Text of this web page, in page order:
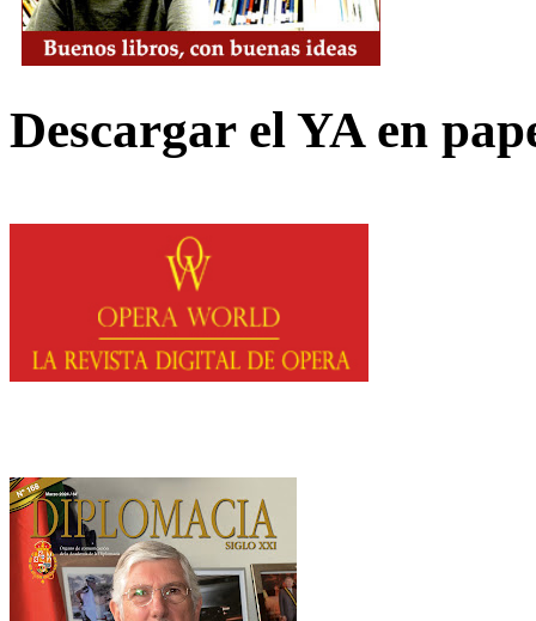
Descargar el YA en